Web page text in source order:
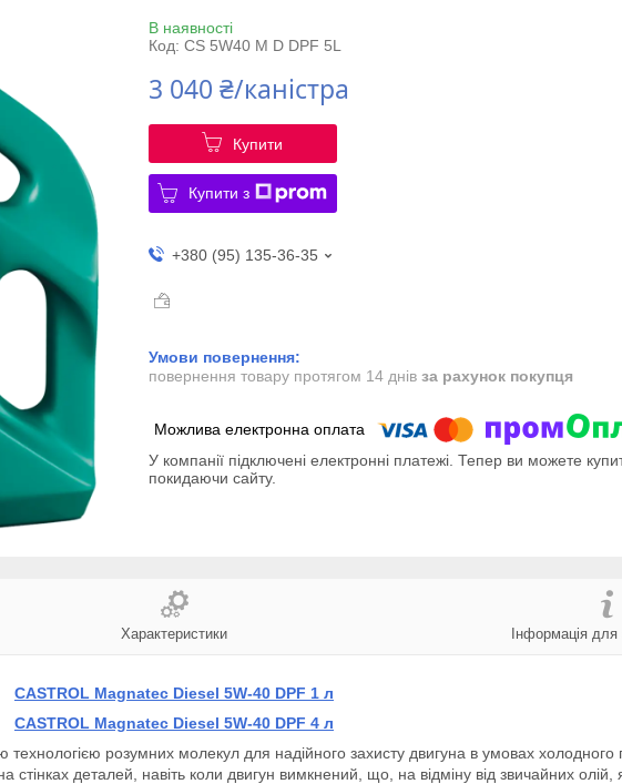
В наявності
Код: CS 5W40 M D DPF 5L
3 040 ₴/каністра
Купити
Купити з
+380 (95) 135-36-35
повернення товару протягом 14 днів за рахунок покупця
У компанії підключені електронні платежі. Тепер ви можете
покидаючи сайту.
Характеристики Інформація
CASTROL Magnatec Diesel 5W-40 DPF 1 л
CASTROL Magnatec Diesel 5W-40 DPF 4 л
розумних молекул для надійного захисту двигуна в умовах холодного
деталей, навіть коли двигун вимкнений, що, на відміну від звичайних олій,